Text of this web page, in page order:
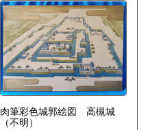
肉筆彩色城郭絵図 高槻城
（不明）